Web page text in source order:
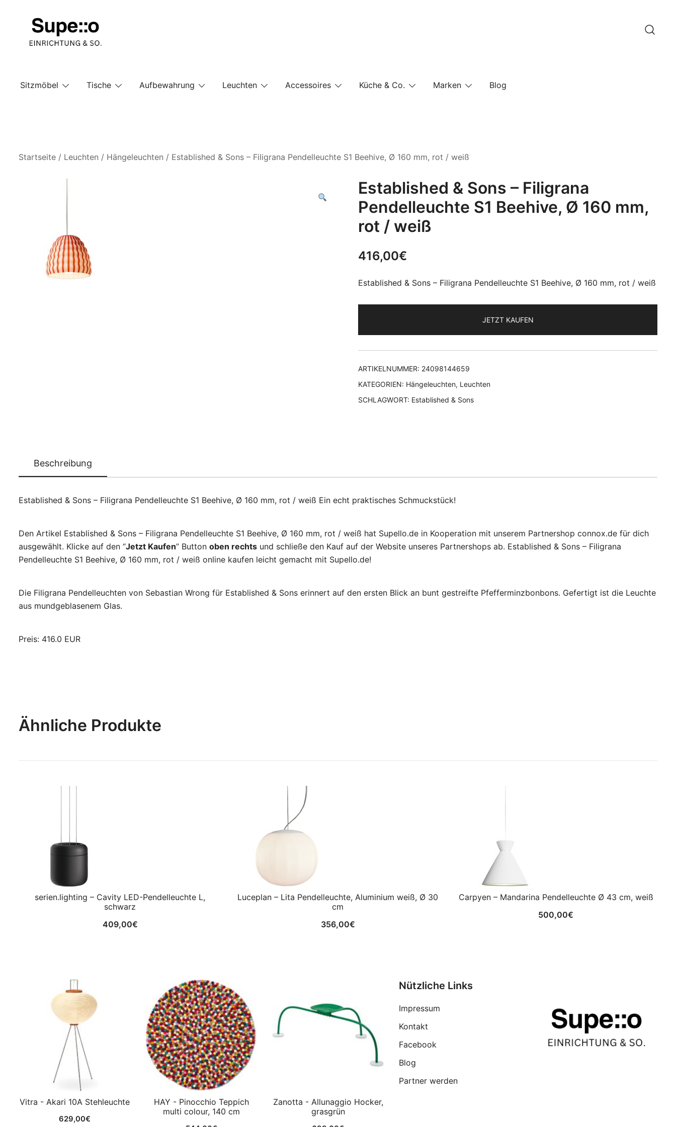
Sitzmöbel
Tische Aufbewahrung Leuchten Accessoires Küche & Co. Marken Blog
Startseite / Leuchten / Hängeleuchten / Established & Sons – Filigrana Pendelleuchte S1 Beehive, Ø 160 mm, rot / weiß
Established & Sons – Filigrana
Pendelleuchte S1 Beehive, Ø 160 mm,
rot / weiß
416,00€
Established & Sons – Filigrana Pendelleuchte S1 Beehive, Ø 160 mm, rot / weiß
JETZT KAUFEN
ARTIKELNUMMER: 24098144659
KATEGORIEN: Hängeleuchten, Leuchten
SCHLAGWORT: Established & Sons
Beschreibung
Established & Sons – Filigrana Pendelleuchte S1 Beehive, Ø 160 mm, rot / weiß Ein echt praktisches Schmuckstück!
Den Artikel Established & Sons – Filigrana Pendelleuchte S1 Beehive, Ø 160 mm, rot / weiß hat Supello.de in Kooperation mit unserem Partnershop connox.de für dich
ausgewählt. Klicke auf den “Jetzt Kaufen” Button oben rechts und schließe den Kauf auf der Website unseres Partnershops ab. Established & Sons – Filigrana
Pendelleuchte S1 Beehive, Ø 160 mm, rot / weiß online kaufen leicht gemacht mit Supello.de!
Die Filigrana Pendelleuchten von Sebastian Wrong für Established & Sons erinnert auf den ersten Blick an bunt gestreifte Pfefferminzbonbons. Gefertigt ist die Leuchte
aus mundgeblasenem Glas.
Preis: 416.0 EUR
Ähnliche Produkte
serien.lighting – Cavity LED-Pendelleuchte L,
schwarz
409,00€
Luceplan – Lita Pendelleuchte, Aluminium weiß, Ø 30
cm
356,00€
Carpyen – Mandarina Pendelleuchte Ø 43 cm, weiß
500,00€
Vitra - Akari 10A Stehleuchte
629,00€
HAY - Pinocchio Teppich
multi colour, 140 cm
Zanotta - Allunaggio Hocker,
grasgrün
Nützliche Links
Impressum
Kontakt
Facebook
Blog
Partner werden